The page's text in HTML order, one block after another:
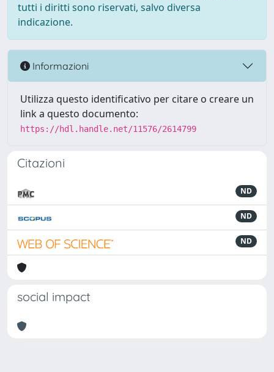
tutti i diritti sono riservati, salvo diversa
indicazione.
Informazioni
Utilizza questo identificativo per citare o creare un
link a questo documento:
https://hdl.handle.net/11576/2614799
Citazioni
ND
ND
ND
social impact